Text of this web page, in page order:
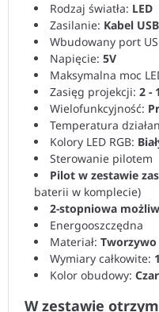
Rodzaj światła: LED
Zasilanie: Kabel USB
Wbudowany port
Napięcie: 5V
Maksymalna moc
Zasięg projekcji: 2 -
Wielofunkcyjność:
Temperatura
Kolory LED RGB:
Sterowanie pilotem
Pilot w zestawie
baterii w komplecie)
2-stopniowa
Energooszczędna
Materiał: Tworzywo
Wymiary całkowite:
Kolor obudowy:
W zestawie